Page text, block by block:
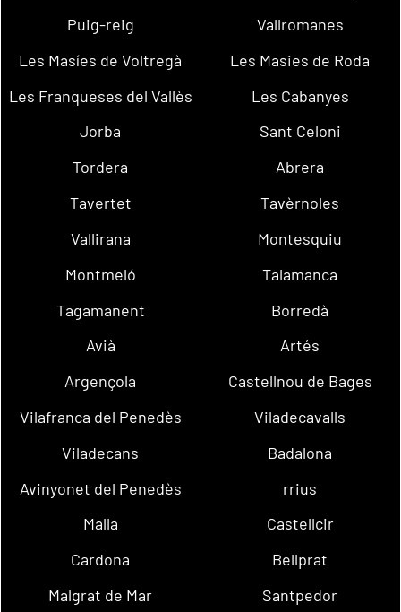
Puig-reig
Vallromanes
Les Masíes de Voltregà
Les Masies de Roda
Les Franqueses del Vallès
Les Cabanyes
Jorba
Sant Celoni
Tordera
Abrera
Tavertet
Tavèrnoles
Vallirana
Montesquiu
Montmeló
Talamanca
Tagamanent
Borredà
Avià
Artés
Argençola
Castellnou de Bages
Vilafranca del Penedès
Viladecavalls
Viladecans
Badalona
Avinyonet del Penedès
rrius
Malla
Castellcir
Cardona
Bellprat
Malgrat de Mar
Santpedor